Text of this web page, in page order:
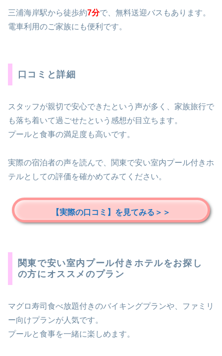
三浦海岸駅から徒歩約7分で、無料送迎バスもあります。
電車利用のご家族にも便利です。
口コミと詳細
スタッフが親切で安心できたという声が多く、家族旅行で
も落ち着いて過ごせたという感想が目立ちます。
プールと食事の満足度も高いです。
実際の宿泊者の声を読んで、関東で安い室内プール付きホ
テルとしての評価を確かめてみてください。
【実際の口コミ】を見てみる＞＞
関東で安い室内プール付きホテルをお探し
の方にオススメのプラン
マグロ寿司食べ放題付きのバイキングプランや、ファミリ
ー向けプランが人気です。
プールと食事を一緒に楽しめます。